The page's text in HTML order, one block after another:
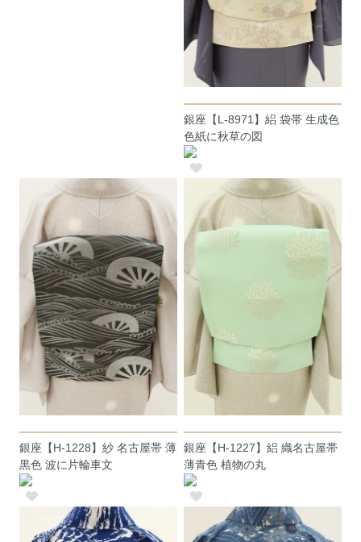
銀座【L-8971】絽 袋帯 生成色
色紙に秋草の図
銀座【H-1228】紗 名古屋帯 薄
黒色 波に片輪車文
銀座【H-1227】絽 織名古屋帯
薄青色 植物の丸